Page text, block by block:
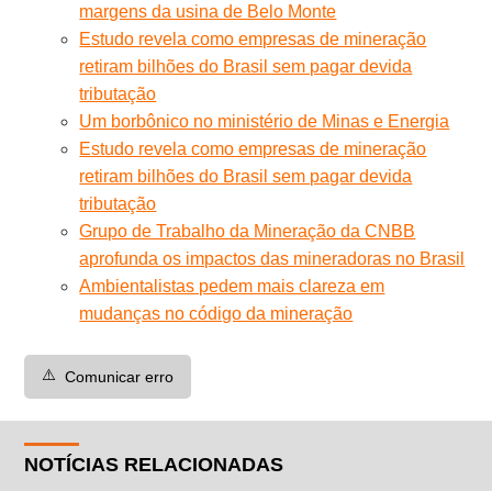
margens da usina de Belo Monte
Estudo revela como empresas de mineração
retiram bilhões do Brasil sem pagar devida
tributação
Um borbônico no ministério de Minas e Energia
Estudo revela como empresas de mineração
retiram bilhões do Brasil sem pagar devida
tributação
Grupo de Trabalho da Mineração da CNBB
aprofunda os impactos das mineradoras no Brasil
Ambientalistas pedem mais clareza em
mudanças no código da mineração
⚠️ Comunicar erro
NOTÍCIAS RELACIONADAS